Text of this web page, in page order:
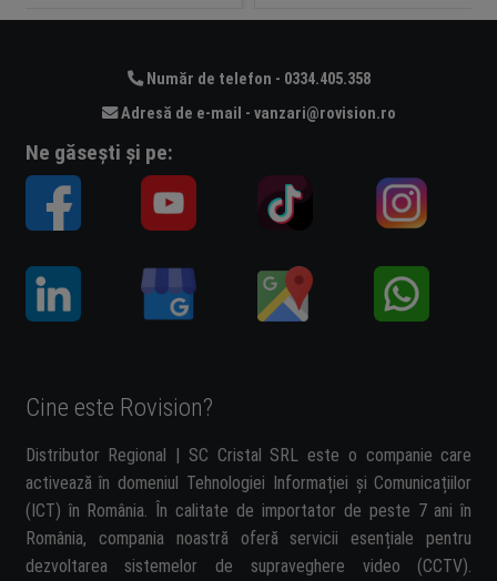
Număr de telefon - 0334.405.358
Adresă de e-mail - vanzari@rovision.ro
Ne găsești și pe:
Cine este Rovision?
Distributor Regional | SC Cristal SRL este o companie care
activează în domeniul Tehnologiei Informației și Comunicațiilor
(ICT) în România. În calitate de importator de peste 7 ani în
România, compania noastră oferă servicii esențiale pentru
dezvoltarea sistemelor de supraveghere video (CCTV).